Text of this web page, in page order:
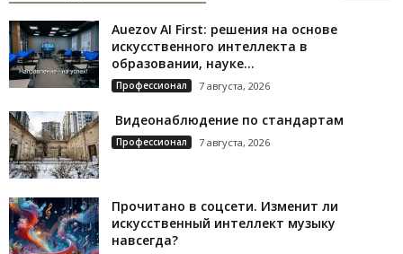
Auezov AI First: решения на основе
искусственного интеллекта в
образовании, науке...
Профессионал 7 августа, 2026
Видеонаблюдение по стандартам
Профессионал 7 августа, 2026
Прочитано в соцсети. Изменит ли
искусственный интеллект музыку
навсегда?